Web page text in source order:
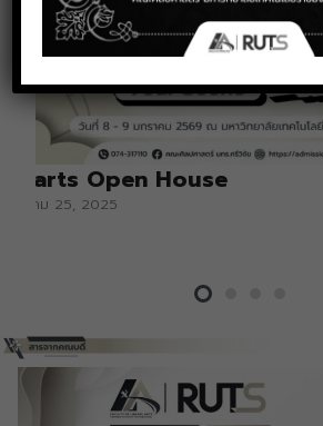
Libarts Open House
ธันวาคม 25, 2025